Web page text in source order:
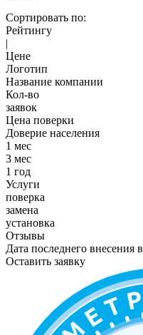
Сортировать по:
Рейтингу
|
Цене
Логотип
Название компании
Кол-во
заявок
Цена поверки
Доверие населения
1 мес
3 мес
1 год
Услуги
поверка
замена
установка
Отзывы
Дата последнего внесения в
Оставить заявку